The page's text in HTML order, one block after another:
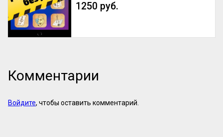
1250 руб.
Комментарии
Войдите, чтобы оставить комментарий.